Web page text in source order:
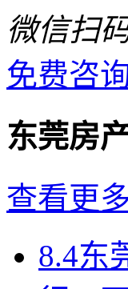
微信扫
免费咨
东莞房
查看更
8.4东